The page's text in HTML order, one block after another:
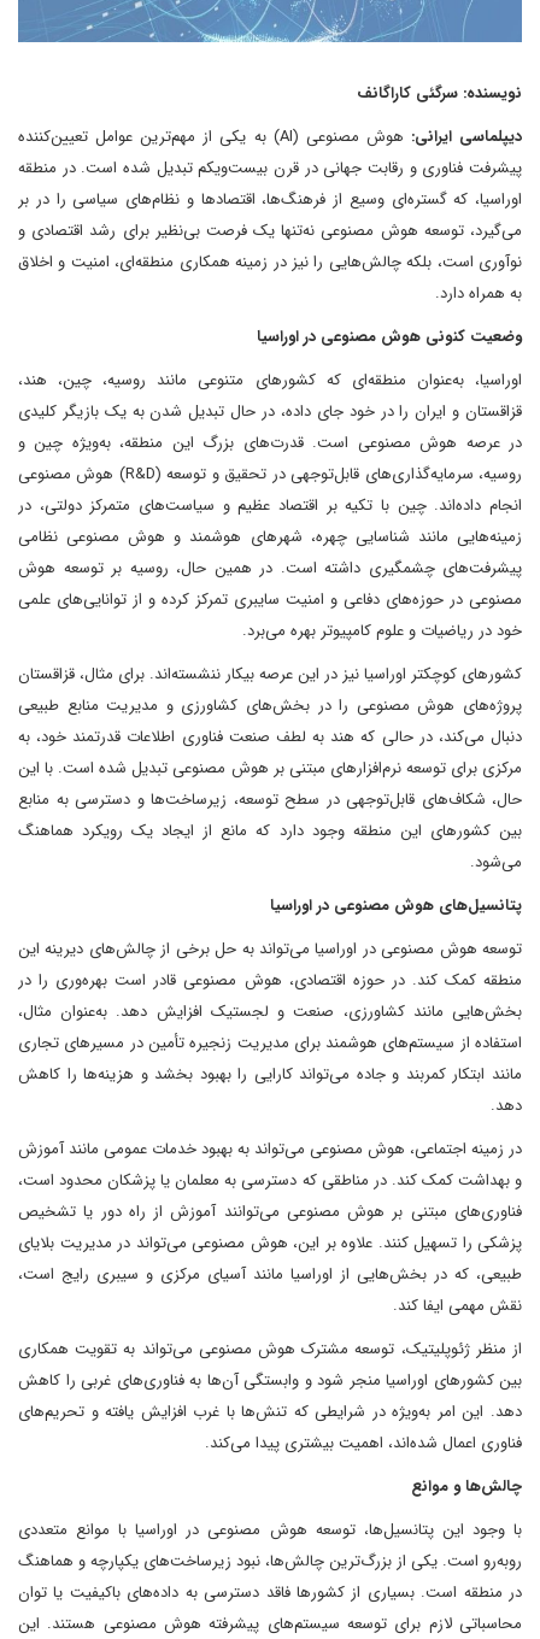
نویسنده: سرگئی کاراگانف
دیپلماسی ایرانی:
هوش مصنوعی (AI) به یکی از مهم‌ترین عوامل تعیین‌کننده
پیشرفت فناوری و رقابت جهانی در قرن بیست‌ویکم تبدیل شده است. در منطقه
اوراسیا، که گستره‌ای وسیع از فرهنگ‌ها، اقتصادها و نظام‌های سیاسی را در بر
می‌گیرد، توسعه هوش مصنوعی نه‌تنها یک فرصت بی‌نظیر برای رشد اقتصادی و
نوآوری است، بلکه چالش‌هایی را نیز در زمینه همکاری منطقه‌ای، امنیت و اخلاق
به همراه دارد.
وضعیت کنونی هوش مصنوعی در اوراسیا
اوراسیا، به‌عنوان منطقه‌ای که کشورهای متنوعی مانند روسیه، چین، هند،
قزاقستان و ایران را در خود جای داده، در حال تبدیل شدن به یک بازیگر کلیدی
در عرصه هوش مصنوعی است. قدرت‌های بزرگ این منطقه، به‌ویژه چین و
روسیه، سرمایه‌گذاری‌های قابل‌توجهی در تحقیق و توسعه (R&D) هوش مصنوعی
انجام داده‌اند. چین با تکیه بر اقتصاد عظیم و سیاست‌های متمرکز دولتی، در
زمینه‌هایی مانند شناسایی چهره، شهرهای هوشمند و هوش مصنوعی نظامی
پیشرفت‌های چشمگیری داشته است. در همین حال، روسیه بر توسعه هوش
مصنوعی در حوزه‌های دفاعی و امنیت سایبری تمرکز کرده و از توانایی‌های علمی
خود در ریاضیات و علوم کامپیوتر بهره می‌برد.
کشورهای کوچکتر اوراسیا نیز در این عرصه بیکار ننشسته‌اند. برای مثال، قزاقستان
پروژه‌های هوش مصنوعی را در بخش‌های کشاورزی و مدیریت منابع طبیعی
دنبال می‌کند، در حالی که هند به لطف صنعت فناوری اطلاعات قدرتمند خود، به
مرکزی برای توسعه نرم‌افزارهای مبتنی بر هوش مصنوعی تبدیل شده است. با این
حال، شکاف‌های قابل‌توجهی در سطح توسعه، زیرساخت‌ها و دسترسی به منابع
بین کشورهای این منطقه وجود دارد که مانع از ایجاد یک رویکرد هماهنگ
می‌شود.
پتانسیل‌های هوش مصنوعی در اوراسیا
توسعه هوش مصنوعی در اوراسیا می‌تواند به حل برخی از چالش‌های دیرینه این
منطقه کمک کند. در حوزه اقتصادی، هوش مصنوعی قادر است بهره‌وری را در
بخش‌هایی مانند کشاورزی، صنعت و لجستیک افزایش دهد. به‌عنوان مثال،
استفاده از سیستم‌های هوشمند برای مدیریت زنجیره تأمین در مسیرهای تجاری
مانند ابتکار کمربند و جاده می‌تواند کارایی را بهبود بخشد و هزینه‌ها را کاهش
دهد.
در زمینه اجتماعی، هوش مصنوعی می‌تواند به بهبود خدمات عمومی مانند آموزش
و بهداشت کمک کند. در مناطقی که دسترسی به معلمان یا پزشکان محدود است،
فناوری‌های مبتنی بر هوش مصنوعی می‌توانند آموزش از راه دور یا تشخیص
پزشکی را تسهیل کنند. علاوه بر این، هوش مصنوعی می‌تواند در مدیریت بلایای
طبیعی، که در بخش‌هایی از اوراسیا مانند آسیای مرکزی و سیبری رایج است،
نقش مهمی ایفا کند.
از منظر ژئوپلیتیک، توسعه مشترک هوش مصنوعی می‌تواند به تقویت همکاری
بین کشورهای اوراسیا منجر شود و وابستگی آن‌ها به فناوری‌های غربی را کاهش
دهد. این امر به‌ویژه در شرایطی که تنش‌ها با غرب افزایش یافته و تحریم‌های
فناوری اعمال شده‌اند، اهمیت بیشتری پیدا می‌کند.
چالش‌ها و موانع
با وجود این پتانسیل‌ها، توسعه هوش مصنوعی در اوراسیا با موانع متعددی
روبه‌رو است. یکی از بزرگ‌ترین چالش‌ها، نبود زیرساخت‌های یکپارچه و هماهنگ
در منطقه است. بسیاری از کشورها فاقد دسترسی به داده‌های باکیفیت یا توان
محاسباتی لازم برای توسعه سیستم‌های پیشرفته هوش مصنوعی هستند. این